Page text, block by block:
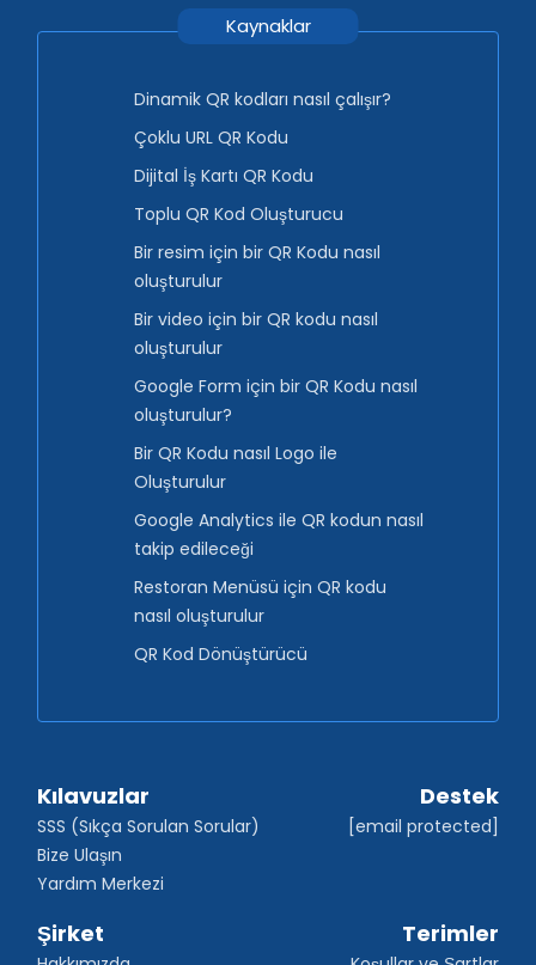
Kaynaklar
Dinamik QR kodları nasıl çalışır?
Çoklu URL QR Kodu
Dijital İş Kartı QR Kodu
Toplu QR Kod Oluşturucu
Bir resim için bir QR Kodu nasıl
oluşturulur
Bir video için bir QR kodu nasıl
oluşturulur
Google Form için bir QR Kodu nasıl
oluşturulur?
Bir QR Kodu nasıl Logo ile
Oluşturulur
Google Analytics ile QR kodun nasıl
takip edileceği
Restoran Menüsü için QR kodu
nasıl oluşturulur
QR Kod Dönüştürücü
Kılavuzlar
SSS (Sıkça Sorulan Sorular)
Bize Ulaşın
Yardım Merkezi
Destek
[email protected]
Şirket Terimler